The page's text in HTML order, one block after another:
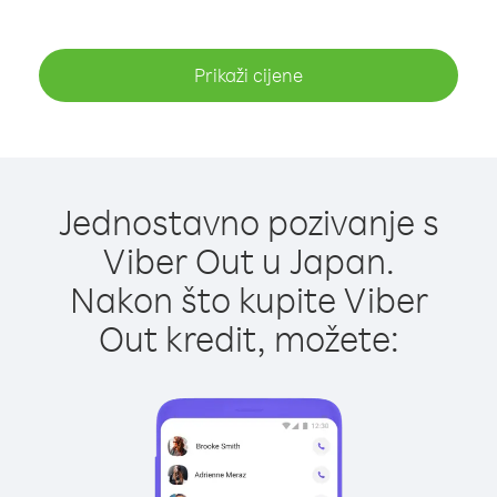
Prikaži cijene
Jednostavno pozivanje s
Viber Out u Japan.
Nakon što kupite Viber
Out kredit, možete: